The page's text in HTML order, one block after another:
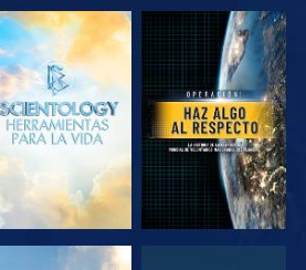
EXPLORA LAS
SERIES
VE